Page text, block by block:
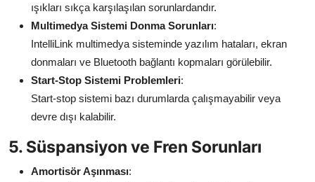
ışıkları sıkça karşılaşılan sorunlardandır.
Multimedya Sistemi Donma Sorunları:
IntelliLink multimedya sisteminde yazılım hataları, ekran
donmaları ve Bluetooth bağlantı kopmaları görülebilir.
Start-Stop Sistemi Problemleri:
Start-stop sistemi bazı durumlarda çalışmayabilir veya
devre dışı kalabilir.
5. Süspansiyon ve Fren Sorunları
Amortisör Aşınması: